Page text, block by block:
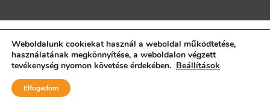
© 2015 | A-Concept Business Consulting Kft.
Weboldalunk cookiekat használ a weboldal működtetése,
használatának megkönnyítése, a weboldalon végzett
tevékenység nyomon követése érdekében. Beállítások
Elfogadom